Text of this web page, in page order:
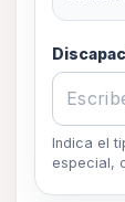
Indica el tipo de